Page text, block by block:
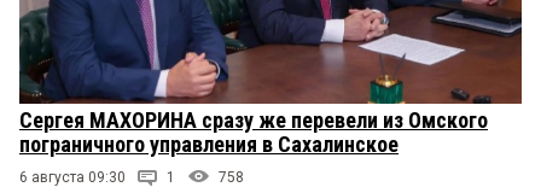
Сергея МАХОРИНА сразу же перевели из Омского
пограничного управления в Сахалинское
6 августа 09:30 1 758